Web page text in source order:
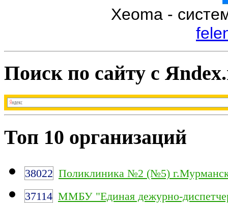
Xeoma -
Поиск по сайту с
Топ 10 организаций
38022 Поликлиника №2 (№5)
37114 ММБУ "Единая дежурно-